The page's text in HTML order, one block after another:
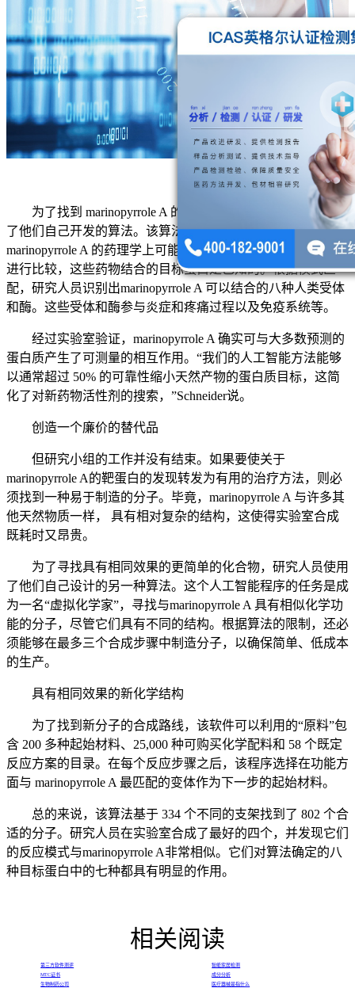
为了找到 marinopyrrole A 的可能目标蛋白，研究人员使用
了他们自己开发的算法。该算法采用机器学习模型，将
marinopyrrole A 的药理学上可能的部分与已知药物的相应模式
进行比较，这些药物结合的目标蛋白是已知的。根据模式匹
配，研究人员识别出marinopyrrole A 可以结合的八种人类受体
和酶。这些受体和酶参与炎症和疼痛过程以及免疫系统等。
经过实验室验证，marinopyrrole A 确实可与大多数预测的
蛋白质产生了可测量的相互作用。“我们的人工智能方法能够
以通常超过 50% 的可靠性缩小天然产物的蛋白质目标，这简
化了对新药物活性剂的搜索，”Schneider说。
创造一个廉价的替代品
但研究小组的工作并没有结束。如果要使关于
marinopyrrole A的靶蛋白的发现转发为有用的治疗方法，则必
须找到一种易于制造的分子。毕竟，marinopyrrole A 与许多其
他天然物质一样， 具有相对复杂的结构，这使得实验室合成
既耗时又昂贵。
为了寻找具有相同效果的更简单的化合物，研究人员使用
了他们自己设计的另一种算法。这个人工智能程序的任务是成
为一名“虚拟化学家”，寻找与marinopyrrole A 具有相似化学功
能的分子，尽管它们具有不同的结构。根据算法的限制，还必
须能够在最多三个合成步骤中制造分子，以确保简单、低成本
的生产。
具有相同效果的新化学结构
为了找到新分子的合成路线，该软件可以利用的“原料”包
含 200 多种起始材料、25,000 种可购买化学配料和 58 个既定
反应方案的目录。在每个反应步骤之后，该程序选择在功能方
面与 marinopyrrole A 最匹配的变体作为下一步的起始材料。
总的来说，该算法基于 334 个不同的支架找到了 802 个合
适的分子。研究人员在实验室合成了最好的四个，并发现它们
的反应模式与marinopyrrole A非常相似。它们对算法确定的八
种目标蛋白中的七种都具有明显的作用。
相关阅读
第三方软件测评
智能家居检测
MTC证书
成分分析
生物制药公司
医疗器械是指什么